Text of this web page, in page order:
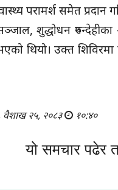
परामर्श समेत प्रदान
शुद्धोधन
थियो। उक्त
वैशाख २५, २०८३ १०:४०
यो समचार पढेर